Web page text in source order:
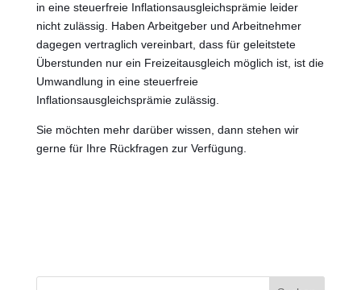
in eine steuerfreie Inflationsausgleichsprämie leider
nicht zulässig. Haben Arbeitgeber und Arbeitnehmer
dagegen vertraglich vereinbart, dass für geleitstete
Überstunden nur ein Freizeitausgleich möglich ist, ist die
Umwandlung in eine steuerfreie
Inflationsausgleichsprämie zulässig.
Sie möchten mehr darüber wissen, dann stehen wir
gerne für Ihre Rückfragen zur Verfügung.
Suchen